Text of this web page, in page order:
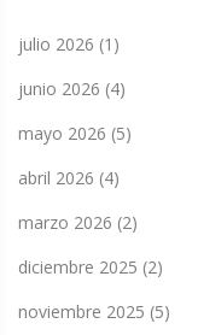
julio 2026 (1)
junio 2026 (4)
mayo 2026 (5)
abril 2026 (4)
marzo 2026 (2)
diciembre 2025 (2)
noviembre 2025 (5)